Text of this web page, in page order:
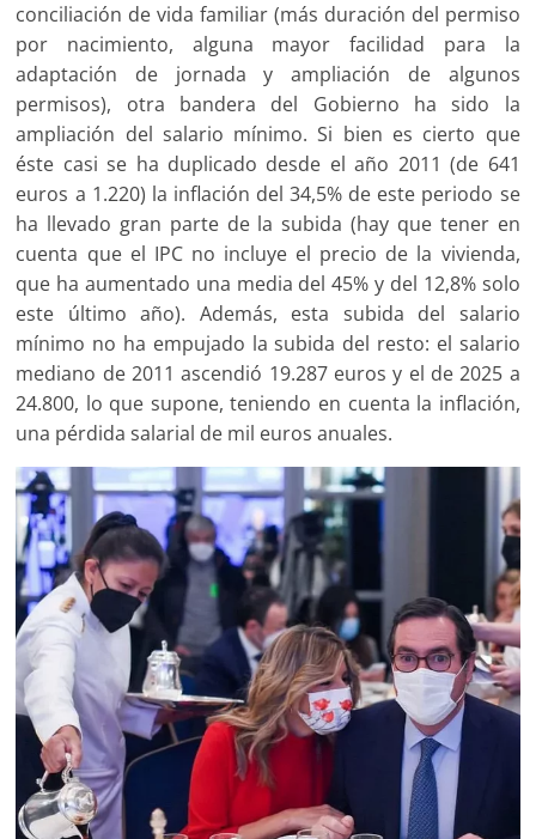
conciliación de vida familiar (más duración del permiso
por nacimiento, alguna mayor facilidad para la
adaptación de jornada y ampliación de algunos
permisos), otra bandera del Gobierno ha sido la
ampliación del salario mínimo. Si bien es cierto que
éste casi se ha duplicado desde el año 2011 (de 641
euros a 1.220) la inflación del 34,5% de este periodo se
ha llevado gran parte de la subida (hay que tener en
cuenta que el IPC no incluye el precio de la vivienda,
que ha aumentado una media del 45% y del 12,8% solo
este último año). Además, esta subida del salario
mínimo no ha empujado la subida del resto: el salario
mediano de 2011 ascendió 19.287 euros y el de 2025 a
24.800, lo que supone, teniendo en cuenta la inflación,
una pérdida salarial de mil euros anuales.